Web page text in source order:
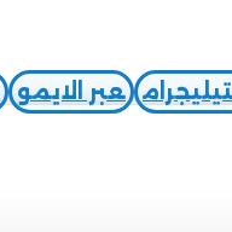
عبر الايمو